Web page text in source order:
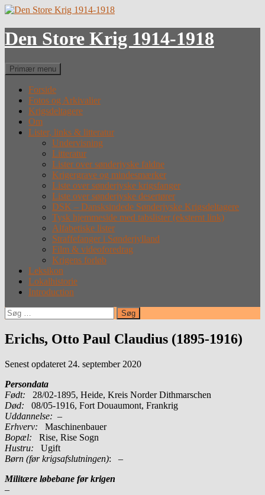
Hop
indhold
Den Store Krig 1914-1918
Søg
Primær menu
Forside
Fotos og Arkivalier
Krigsdeltagere
Om
Lister, links & litteratur
Undervisning
Litteratur
Lister over sønderjyske faldne
Krigergrave og mindesmærker
Liste over sønderjyske krigsfanger
Liste over sønderjyske desertører
DSK – Dansksindede Sønderjyske Krigsdeltagere
Tysk hjemmeside med tabslister (eksternt link)
Alfabetiske lister
Straffefanger i Sønderjylland
Film & videoforedrag
Krigens forløb
Leksikon
Lokalhistorie
Introduction
Søg
efter:
Erichs, Otto Paul Claudius (1895-1916)
Senest opdateret 24. september 2020
Persondata
Født: 28/02-1895, Heide, Kreis Norder Dithmarschen
Død: 08/05-1916, Fort Douaumont, Frankrig
Uddannelse: –
Erhverv: Maschinenbauer
Bopæl: Rise, Rise Sogn
Hustru: Ugift
Børn (før krigsafslutningen): –
Militære løbebane før krigen
–